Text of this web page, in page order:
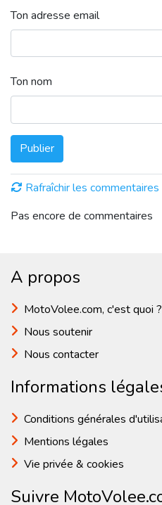
Ton adresse email
Ton nom
Publier
Rafraîchir les commentaires
Pas encore de commentaires
A propos
MotoVolee.com, c'est quoi ?
Nous soutenir
Nous contacter
Informations
Conditions générales
Mentions légales
Vie privée & cookies
Suivre